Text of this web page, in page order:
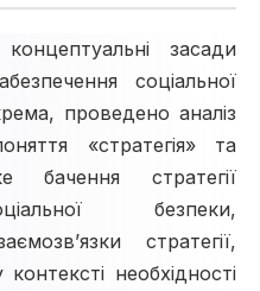
засади
соціальної
проведено аналіз
«стратегія» та
бачення стратегії
безпеки,
стратегії,
необхідності